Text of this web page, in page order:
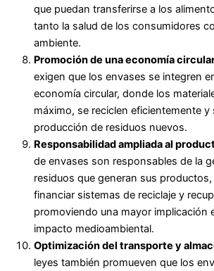
que puedan transferirse a los
tanto la salud de los consumidores
ambiente.
Promoción de una economía
exigen que los envases se integren
economía circular, donde los
máximo, se reciclen eficientemente y
producción de residuos nuevos.
Responsabilidad ampliada al
de envases son responsables de la
residuos que generan sus
financiar sistemas de reciclaje y
promoviendo una mayor implicación
impacto medioambiental.
Optimización del transporte y
leyes también promueven que los